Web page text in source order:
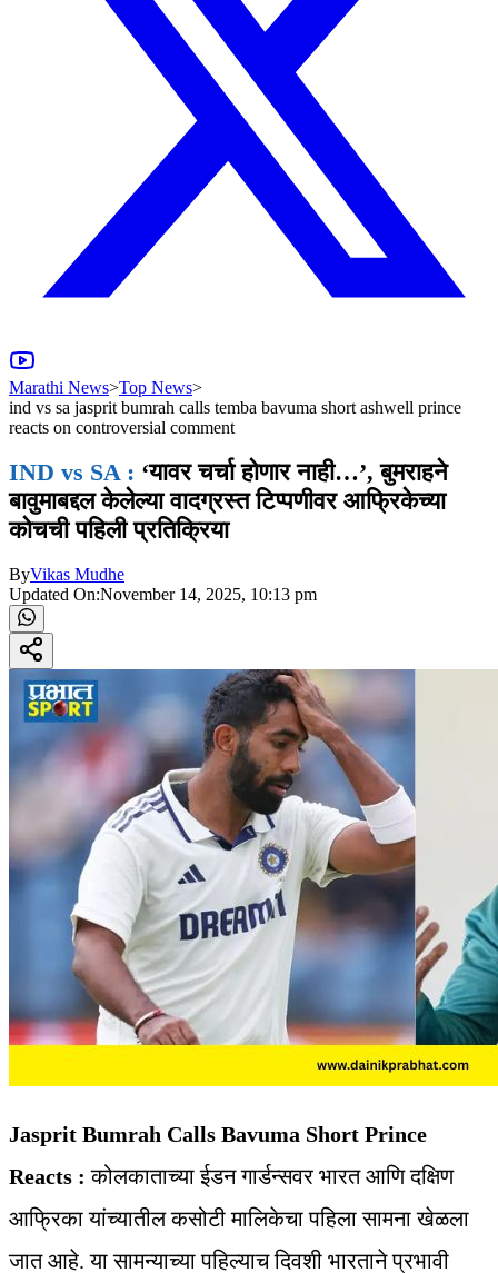
Marathi News>Top News>
ind vs sa jasprit bumrah calls temba bavuma short ashwell prince
reacts on controversial comment
IND vs SA : ‘यावर चर्चा होणार नाही…’, बुमराहने
बावुमाबद्दल केलेल्या वादग्रस्त टिप्पणीवर आफ्रिकेच्या
कोचची पहिली प्रतिक्रिया
ByVikas Mudhe
Updated On:November 14, 2025, 10:13 pm
Jasprit Bumrah Calls Bavuma Short Prince
Reacts :कोलकाताच्या ईडन गार्डन्सवर भारत आणि दक्षिण
आफ्रिका यांच्यातील कसोटी मालिकेचा पहिला सामना खेळला
जात आहे. या सामन्याच्या पहिल्याच दिवशी भारताने प्रभावी